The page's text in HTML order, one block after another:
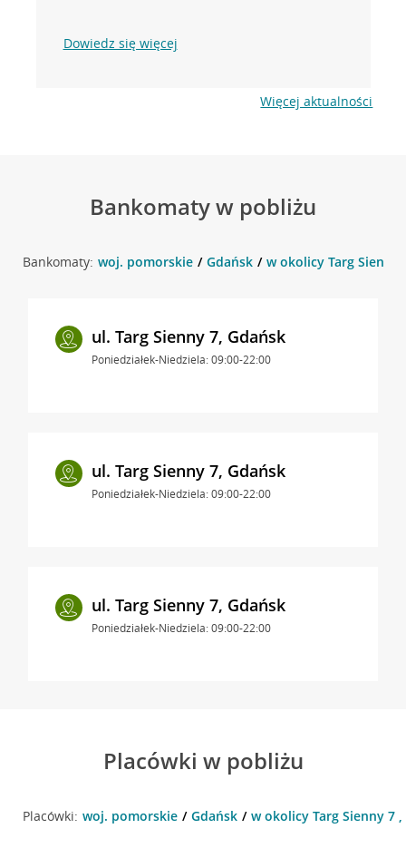
Dowiedz się więcej
Więcej aktualności
Bankomaty w pobliżu
Bankomaty: woj. pomorskie Gdańsk w okolicy Targ Sienny
ul. Targ Sienny 7, Gdańsk
Poniedziałek-Niedziela: 09:00-22:00
ul. Targ Sienny 7, Gdańsk
Poniedziałek-Niedziela: 09:00-22:00
ul. Targ Sienny 7, Gdańsk
Poniedziałek-Niedziela: 09:00-22:00
Placówki w pobliżu
Placówki: woj. pomorskie Gdańsk w okolicy Targ Sienny 7 ,